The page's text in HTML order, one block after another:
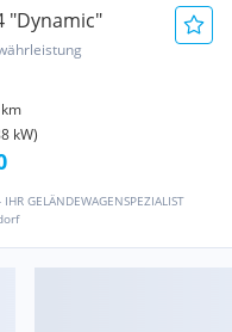
"Dynamic"
km
kW)
GELÄNDEWAGENSPEZIALIST